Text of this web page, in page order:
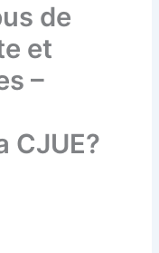
de
et
–
CJUE?